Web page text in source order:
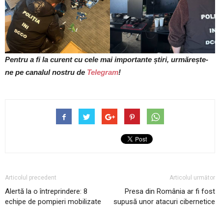
Pentru a fi la curent cu cele mai importante știri, urmărește-
ne pe canalul nostru de Telegram!
Articolul precedent
Alertă la o întreprindere: 8
echipe de pompieri mobilizate
Articolul următor
Presa din România ar fi fost
supusă unor atacuri cibernetice